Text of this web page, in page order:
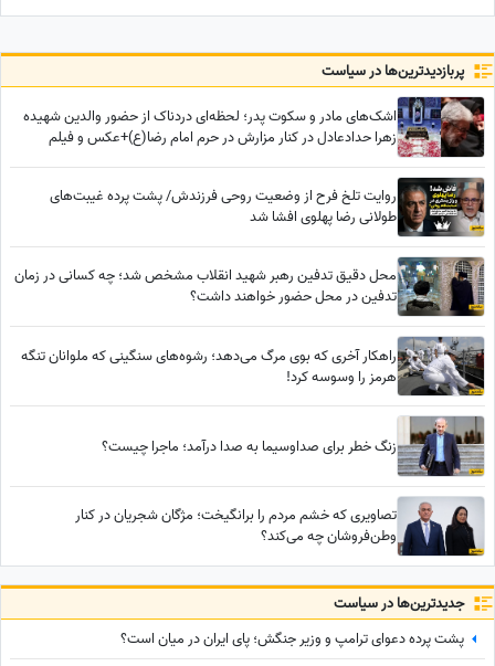
استقلال تهران
از مبلمان کلاسیک و پرده‌های
پربازدید‌ترین‌ها در سیاست
اشک‌های مادر و سکوت پدر؛ لحظه‌ای دردناک از حضور والدین شهیده
زهرا حدادعادل در کنار مزارش در حرم امام رضا(ع)+عکس و فیلم
روایت تلخ فرح از وضعیت روحی فرزندش/ پشت پرده غیبت‌های
طولانی رضا پهلوی افشا شد
محل دقیق تدفین رهبر شهید انقلاب مشخص شد؛ چه کسانی در زمان
تدفین در محل حضور خواهند داشت؟
راهکار آخری که بوی مرگ می‌دهد؛ رشوه‌های سنگینی که ملوانان تنگه
هرمز را وسوسه کرد!
زنگ خطر برای صداوسیما به صدا درآمد؛ ماجرا چیست؟
تصاویری که خشم مردم را برانگیخت؛ مژگان شجریان در کنار
وطن‌فروشان چه می‌کند؟
جدید‌ترین‌ها در سیاست
پشت پرده دعوای ترامپ و وزیر جنگش؛ پای ایران در میان است؟